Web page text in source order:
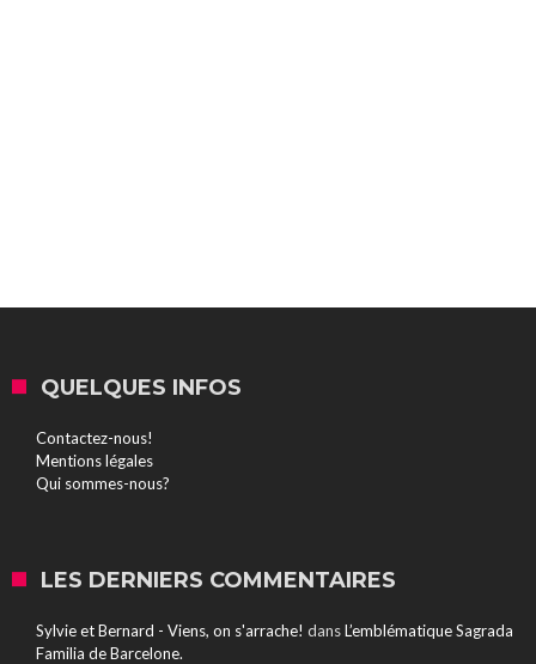
QUELQUES INFOS
Contactez-nous!
Mentions légales
Qui sommes-nous?
LES DERNIERS COMMENTAIRES
Sylvie et Bernard - Viens, on s'arrache! dansL’emblématique Sagrada
Familia de Barcelone.